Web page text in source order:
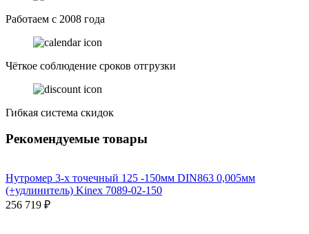
Работаем с 2008 года
Чёткое соблюдение сроков отгрузки
Гибкая система скидок
Рекомендуемые товары
Нутромер 3-х точечный 125 -150мм DIN863 0,005мм
(+удлинитель) Kinex 7089-02-150
256 719 ₽